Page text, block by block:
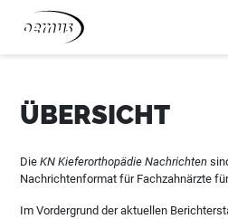
Zum Inhalt springen
ÜBERSICHT
DieKN Kieferorthopädie Nachrichten
Nachrichtenformat für Fachzahnärzte
Im Vordergrund der aktuellen